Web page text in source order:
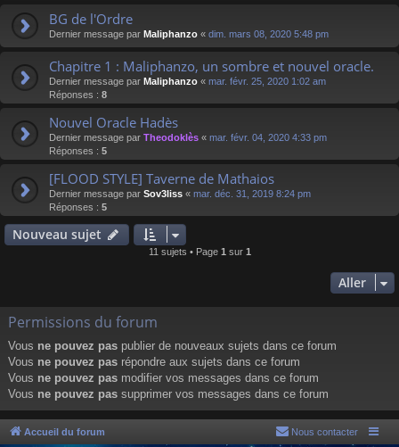
BG de l'Ordre
Dernier message par Maliphanzo « dim. mars 08, 2020 5:48 pm
Chapitre 1 : Maliphanzo, un sombre et nouvel oracle.
Dernier message par Maliphanzo « mar. févr. 25, 2020 1:02 am
Réponses : 8
Nouvel Oracle Hadès
Dernier message par Theodoklès « mar. févr. 04, 2020 4:33 pm
Réponses : 5
[FLOOD STYLE] Taverne de Mathaios
Dernier message par Sov3liss « mar. déc. 31, 2019 8:24 pm
Réponses : 5
Nouveau sujet
11 sujets • Page 1 sur 1
Aller
Permissions du forum
Vous ne pouvez pas publier de nouveaux sujets dans ce forum
Vous ne pouvez pas répondre aux sujets dans ce forum
Vous ne pouvez pas modifier vos messages dans ce forum
Vous ne pouvez pas supprimer vos messages dans ce forum
Accueil du forum Nous contacter